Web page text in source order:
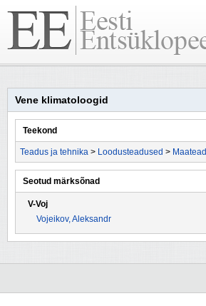
Vene klimatoloogid
Teekond
Teadus ja tehnika > Loodusteadused >
Seotud märksõnad
V-Voj
Vojeikov, Aleksandr